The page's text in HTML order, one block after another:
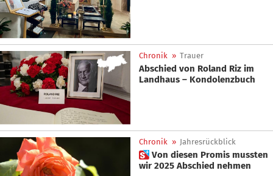
Chronik » Trauer
Abschied von Roland Riz im
Landhaus – Kondolenzbuch
Chronik » Jahresrückblick
 Von diesen Promis mussten
wir 2025 Abschied nehmen